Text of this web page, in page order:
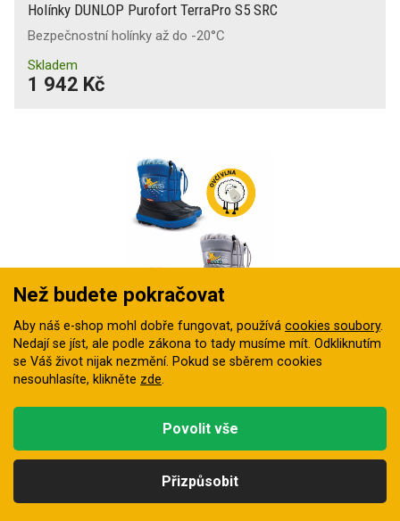
Holínky DUNLOP Purofort TerraPro S5 SRC
Bezpečnostní holínky až do -20°C
Skladem
1 942 Kč
3
barvy
velikosti: 30 až 35
Sněhule DEMAR KENNY 2 snowboarďák dětské
Zimní sněhule s pravou ovčí vlnou pro maximální teplo i při
Skladem
Než budete pokračovat
Aby náš e-shop mohl dobře fungovat, používá cookies soubory.
Nedají se jíst, ale podle zákona to tady musíme mít. Odkliknutím
se Váš život nijak nezmění. Pokud se sběrem cookies
nesouhlasíte, klikněte zde.
Přizpůsobit
Povolit vše